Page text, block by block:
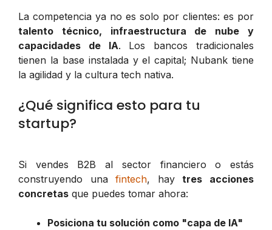
La competencia ya no es solo por clientes: es por
talento técnico, infraestructura de nube y
capacidades de IA. Los bancos tradicionales
tienen la base instalada y el capital; Nubank tiene
la agilidad y la cultura tech nativa.
¿Qué significa esto para tu
startup?
Si vendes B2B al sector financiero o estás
construyendo unafintech, haytres acciones
concretas que puedes tomar ahora:
Posiciona tu solución como "capa de IA"